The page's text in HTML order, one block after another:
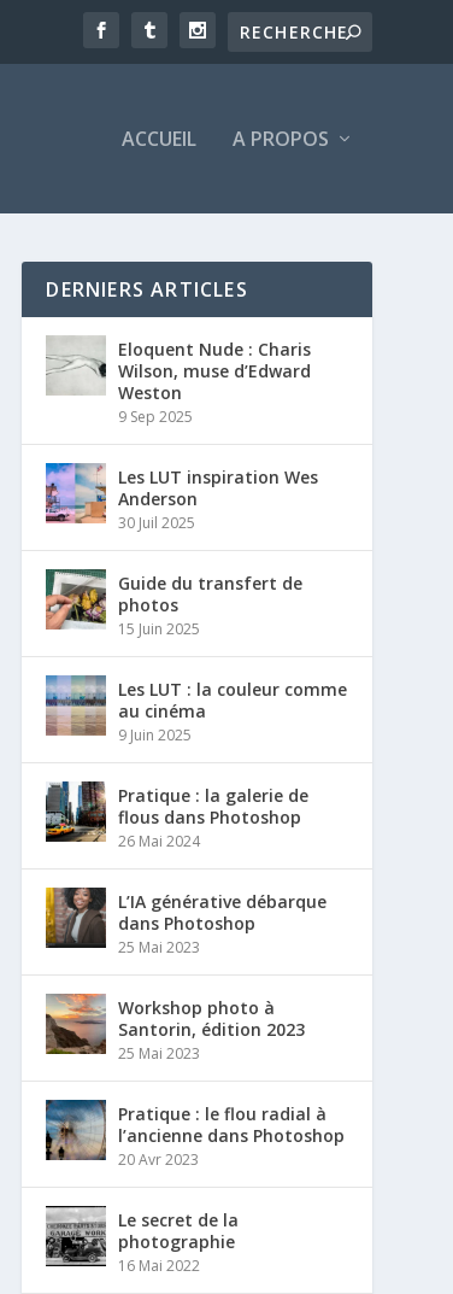
ACCUEIL A PROPOS
DERNIERS ARTICLES
Eloquent Nude : Charis
Wilson, muse d’Edward
Weston
9 Sep 2025
Les LUT inspiration Wes
Anderson
30 Juil 2025
Guide du transfert de
photos
15 Juin 2025
Les LUT : la couleur comme
au cinéma
9 Juin 2025
Pratique : la galerie de
flous dans Photoshop
26 Mai 2024
L’IA générative débarque
dans Photoshop
25 Mai 2023
Workshop photo à
Santorin, édition 2023
25 Mai 2023
Pratique : le flou radial à
l’ancienne dans Photoshop
20 Avr 2023
Le secret de la
photographie
16 Mai 2022